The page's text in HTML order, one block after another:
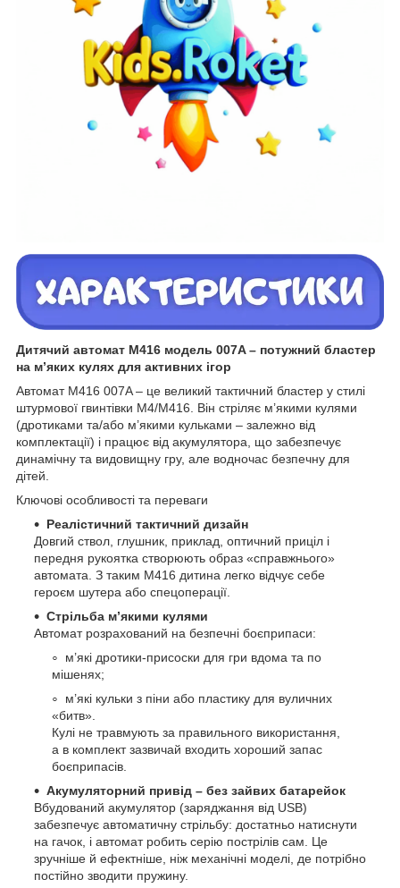
Дитячий автомат M416 модель 007A – потужний бластер
на м’яких кулях для активних ігор
Автомат M416 007A – це великий тактичний бластер у стилі
штурмової гвинтівки M4/M416. Він стріляє м’якими кулями
(дротиками та/або м’якими кульками – залежно від
комплектації) і працює від акумулятора, що забезпечує
динамічну та видовищну гру, але водночас безпечну для
дітей.
Ключові особливості та переваги
Реалістичний тактичний дизайн
Довгий ствол, глушник, приклад, оптичний приціл і
передня рукоятка створюють образ «справжнього»
автомата. З таким M416 дитина легко відчує себе
героєм шутера або спецоперації.
Стрільба м’якими кулями
Автомат розрахований на безпечні боєприпаси:
м’які дротики-присоски для гри вдома та по
мішенях;
м’які кульки з піни або пластику для вуличних
«битв».
Кулі не травмують за правильного використання,
а в комплект зазвичай входить хороший запас
боєприпасів.
Акумуляторний привід – без зайвих батарейок
Вбудований акумулятор (заряджання від USB)
забезпечує автоматичну стрільбу: достатньо натиснути
на гачок, і автомат робить серію пострілів сам. Це
зручніше й ефектніше, ніж механічні моделі, де потрібно
постійно зводити пружину.